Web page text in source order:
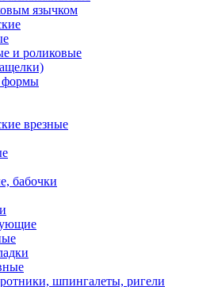
язычком
и роликовые
формы
врезные
бабочки
шпингалеты, ригели